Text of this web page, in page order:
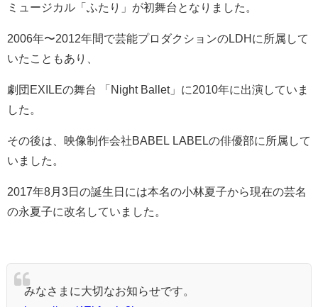
ミュージカル「ふたり」が初舞台となりました。
2006年〜2012年間で芸能プロダクションのLDHに所属して
いたこともあり、
劇団EXILEの舞台 「Night Ballet」に2010年に出演していま
した。
その後は、映像制作会社BABEL LABELの俳優部に所属して
いました。
2017年8月3日の誕生日には本名の小林夏子から現在の芸名
の永夏子に改名していました。
みなさまに大切なお知らせです。